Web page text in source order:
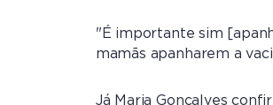
"É importante sim
mamãs apanharem a
Já Maria Gonçalves